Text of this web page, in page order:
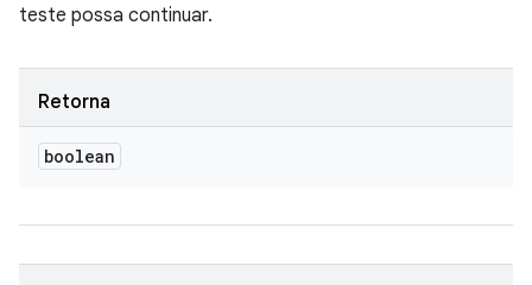
teste possa continuar.
Retorna
boolean